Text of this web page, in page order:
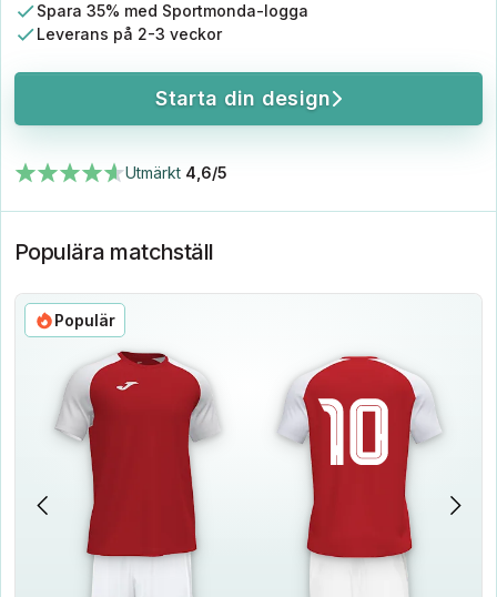
Spara 35% med Sportmonda-logga
Leverans på 2-3 veckor
Starta din design
Utmärkt 4,6/5
Populära matchställ
Populär